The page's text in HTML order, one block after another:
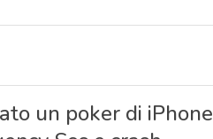
un poker di iPhone